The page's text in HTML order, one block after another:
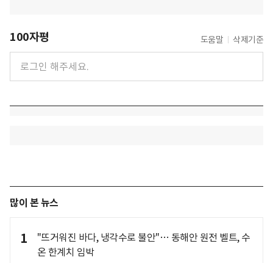
100자평 도움말 삭제기준
많이 본 뉴스
1
"뜨거워진 바다, 냉각수로 불안"… 동해안 원전 벨트, 수
온 한계치 임박